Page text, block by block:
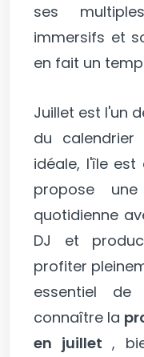
ses
immersifs et
en fait un
Juillet est l'un
du
idéale, l'île
propose
quotidienne
DJ et
profiter
essentiel
connaître la
en juillet ,